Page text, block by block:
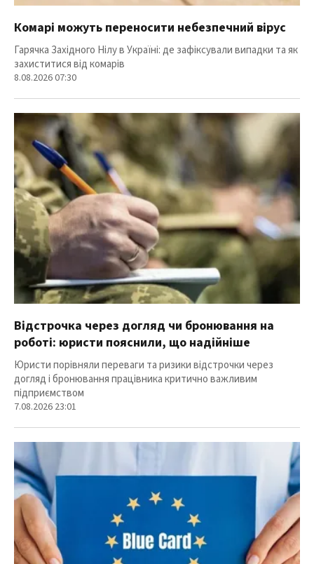
Комарі можуть переносити небезпечний вірус
Гарячка Західного Нілу в Україні: де зафіксували випадки та як
захиститися від комарів
8.08.2026 07:30
Відстрочка через догляд чи бронювання на
роботі: юристи пояснили, що надійніше
Юристи порівняли переваги та ризики відстрочки через
догляд і бронювання працівника критично важливим
підприємством
7.08.2026 23:01